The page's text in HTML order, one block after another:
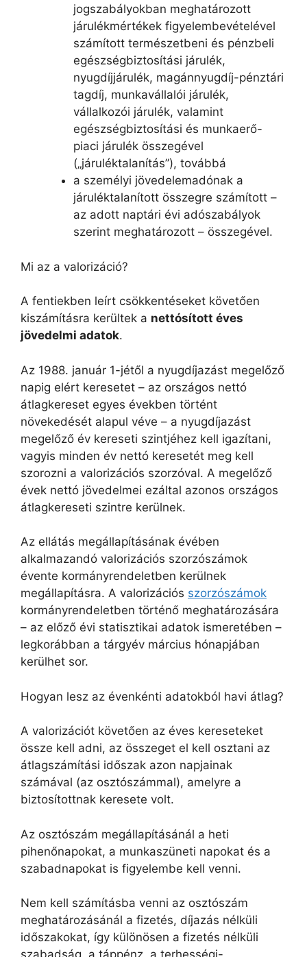
jogszabályokban meghatározott
járulékmértékek figyelembevételével
számított természetbeni és pénzbeli
egészségbiztosítási járulék,
nyugdíjjárulék, magánnyugdíj-pénztári
tagdíj, munkavállalói járulék,
vállalkozói járulék, valamint
egészségbiztosítási és munkaerő-
piaci járulék összegével
(„járuléktalanítás”), továbbá
a személyi jövedelemadónak a
járuléktalanított összegre számított –
az adott naptári évi adószabályok
szerint meghatározott – összegével.
Mi az a valorizáció?
A fentiekben leírt csökkentéseket követően
kiszámításra kerültek a nettósított éves
jövedelmi adatok.
Az 1988. január 1-jétől a nyugdíjazást megelőző
napig elért keresetet – az országos nettó
átlagkereset egyes években történt
növekedését alapul véve – a nyugdíjazást
megelőző év kereseti szintjéhez kell igazítani,
vagyis minden év nettó keresetét meg kell
szorozni a valorizációs szorzóval. A megelőző
évek nettó jövedelmei ezáltal azonos országos
átlagkereseti szintre kerülnek.
Az ellátás megállapításának évében
alkalmazandó valorizációs szorzószámok
évente kormányrendeletben kerülnek
megállapításra. A valorizációs szorzószámok
kormányrendeletben történő meghatározására
– az előző évi statisztikai adatok ismeretében –
legkorábban a tárgyév március hónapjában
kerülhet sor.
Hogyan lesz az évenkénti adatokból havi átlag?
A valorizációt követően az éves kereseteket
össze kell adni, az összeget el kell osztani az
átlagszámítási időszak azon napjainak
számával (az osztószámmal), amelyre a
biztosítottnak keresete volt.
Az osztószám megállapításánál a heti
pihenőnapokat, a munkaszüneti napokat és a
szabadnapokat is figyelembe kell venni.
Nem kell számításba venni az osztószám
meghatározásánál a fizetés, díjazás nélküli
időszakokat, így különösen a fizetés nélküli